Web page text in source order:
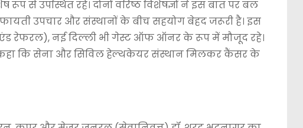
से उपस्थित रहे। दोनों वरिष्ठ विशेषज्ञों ने इस बात पर बल
उपचार और संस्थानों के बीच सहयोग बेहद जरूरी है। इस
एंड रेफरल), नई दिल्ली भी गेस्ट ऑफ ऑनर के रूप में मौजूद रहे।
कि सेना और सिविल हेल्थकेयर संस्थान मिलकर कैंसर के